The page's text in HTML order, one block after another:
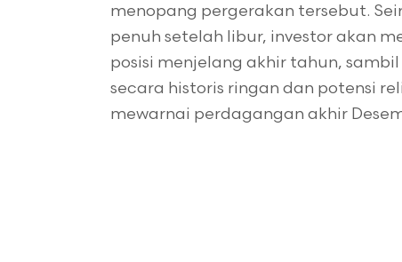
menopang pergerakan tersebut.
penuh setelah libur, investor akan
posisi menjelang akhir tahun,
secara historis ringan dan potensi
mewarnai perdagangan akhir